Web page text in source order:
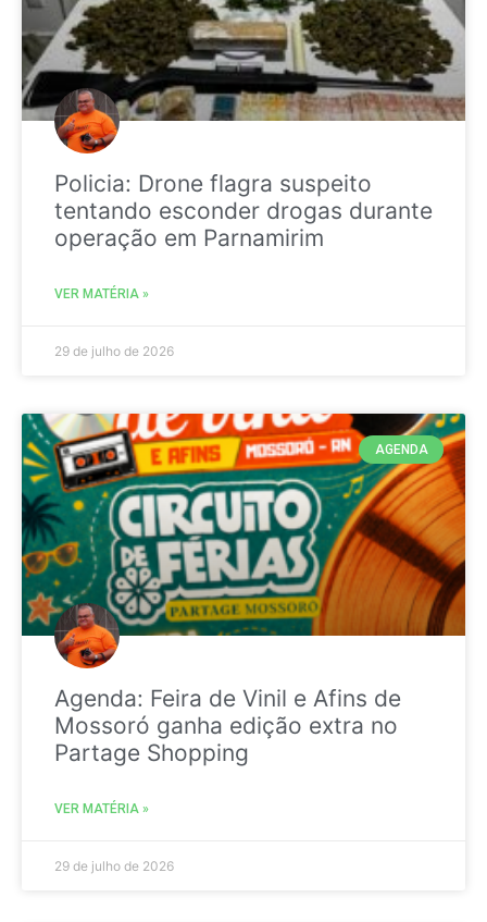
Policia: Drone flagra suspeito
tentando esconder drogas durante
operação em Parnamirim
VER MATÉRIA »
29 de julho de 2026
AGENDA
Agenda: Feira de Vinil e Afins de
Mossoró ganha edição extra no
Partage Shopping
VER MATÉRIA »
29 de julho de 2026